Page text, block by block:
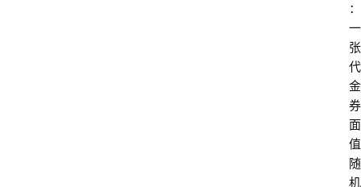
：
一
张
代
金
券
面
值
随
机